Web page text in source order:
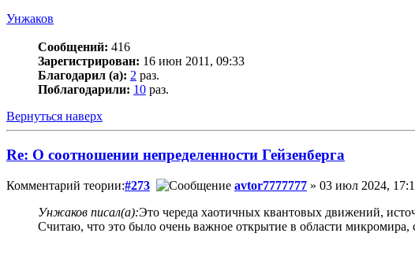
Унжаков
Сообщений: 416
Зарегистрирован: 16 июн 2011, 09:33
Благодарил (а): 2 раз.
Поблагодарили: 10 раз.
Вернуться наверх
Re: О соотношении непределенности Гейзенберга
Комментарий теории:#273 avtor7777777 » 03 июл 2024,
Унжаков писал(а):Это череда хаотичных квантовых движений,
Считаю, что это было очень важное открытие в области